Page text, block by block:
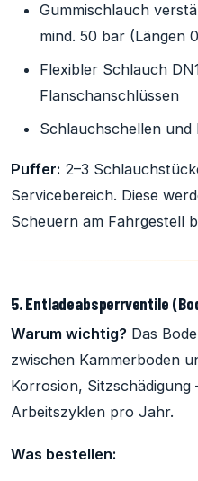
Gummischlauch
mind. 50 bar (Längen
Flexibler Schlauch
Flanschanschlüssen
Schlauchschellen und
Puffer: 2–3
Servicebereich. Diese
Scheuern am Fahrgestell
5. Entladeabsperrventile
Warum wichtig? Das
zwischen Kammerboden
Korrosion, Sitzschädigung
Arbeitszyklen pro Jahr.
Was bestellen: